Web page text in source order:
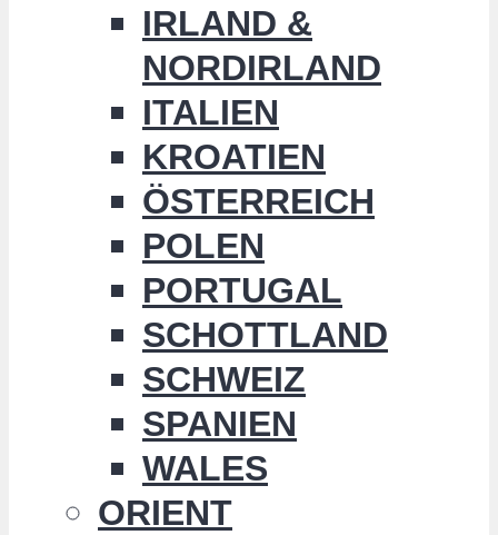
IRLAND &
NORDIRLAND
ITALIEN
KROATIEN
ÖSTERREICH
POLEN
PORTUGAL
SCHOTTLAND
SCHWEIZ
SPANIEN
WALES
ORIENT